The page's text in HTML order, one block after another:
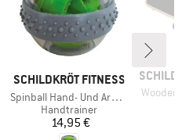
MARKE
SCHILDKRÖT FITNESS
Artikel
Spinball Hand- Und Armtrainer
Produktgruppe
Handtrainer
Preis
14,95 €
MARKE
Artikel
Wooden